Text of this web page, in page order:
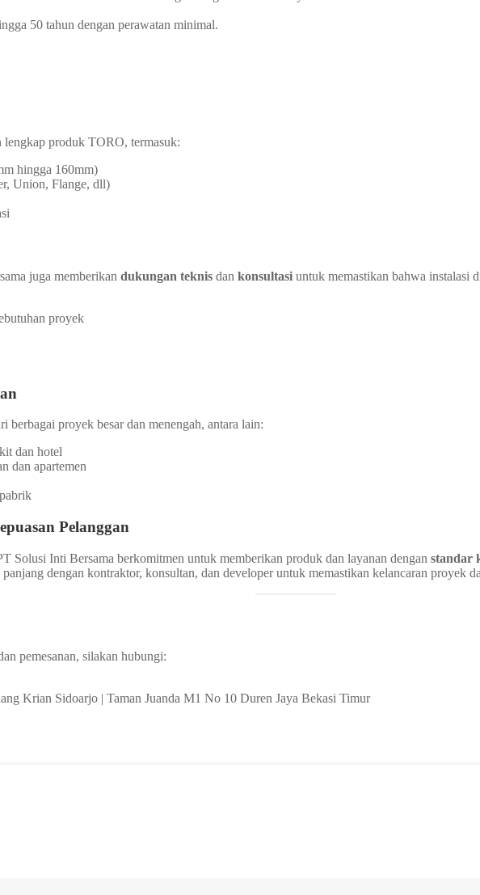
50 tahun dengan perawatan minimal.
lengkap produk TORO, termasuk:
hingga 160mm)
Union, Flange, dll)
juga memberikan dukungan teknis dan konsultasi untuk memastikan bahwa instalasi
proyek
proyek besar dan menengah, antara lain:
dan hotel
dan apartemen
Pelanggan
Solusi Inti Bersama berkomitmen untuk memberikan produk dan layanan dengan standar
dengan kontraktor, konsultan, dan developer untuk memastikan kelancaran proyek
pemesanan, silakan hubungi:
Krian Sidoarjo | Taman Juanda M1 No 10 Duren Jaya Bekasi Timur